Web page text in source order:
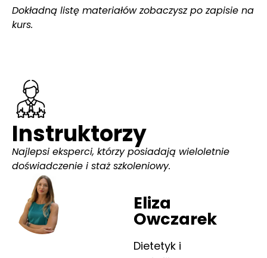
Dokładną listę materiałów zobaczysz po zapisie na
kurs.
Instruktorzy
Najlepsi eksperci, którzy posiadają wieloletnie
doświadczenie i staż szkoleniowy.
Eliza
Owczarek
Dietetyk i